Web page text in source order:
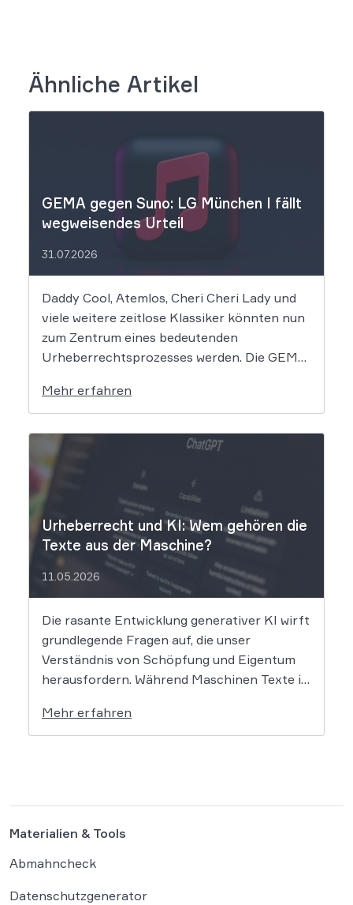
Ähnliche Artikel
GEMA gegen Suno: LG München I fällt
wegweisendes Urteil
31.07.2026
Daddy Cool, Atemlos, Cheri Cheri Lady und
viele weitere zeitlose Klassiker könnten nun
zum Zentrum eines bedeutenden
Urheberrechtsprozesses werden. Die GEMA
will die Rechte ihrer Mitglieder verteidigen.
Dem Unternehmen hinter der populären KI-
Musik-App werden massive
Urheberrechtsverletzungen vorgeworfen.
[…]
Mehr erfahren
Urheberrecht und KI: Wem gehören die
Texte aus der Maschine?
11.05.2026
Die rasante Entwicklung generativer KI wirft
grundlegende Fragen auf, die unser
Verständnis von Schöpfung und Eigentum
herausfordern. Während Maschinen Texte in
Rechtswissenschaft um die Antwort, ob und
wie diese Werke geschützt sind: Ein Problem,
Mehr erfahren
Materialien & Tools
Abmahncheck
Datenschutzgenerator